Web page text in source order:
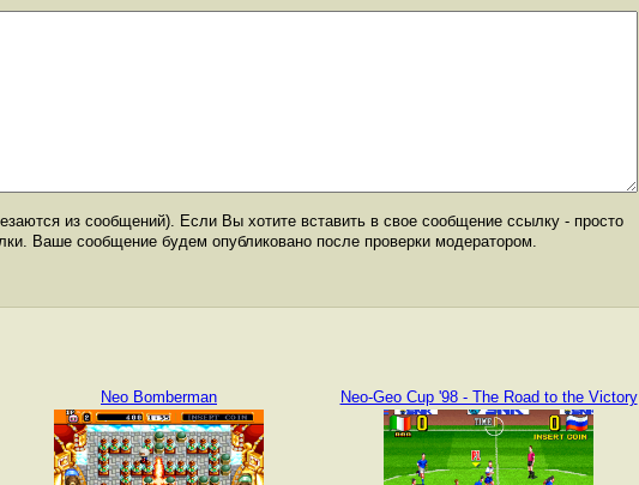
из сообщений). Если Вы хотите вставить в свое сообщение ссылку - просто
Ваше сообщение будем опубликовано после проверки модератором.
Neo Bomberman Neo-Geo Cup '98 - The Road to the Victory